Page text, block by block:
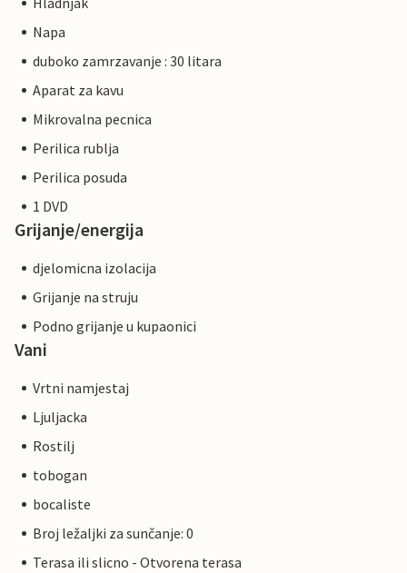
Napa
duboko zamrzavanje : 30 litara
Aparat za kavu
Mikrovalna pecnica
Perilica rublja
Perilica posuda
1 DVD
Grijanje/energija
djelomicna izolacija
Grijanje na struju
Podno grijanje u kupaonici
Vani
Vrtni namjestaj
Ljuljacka
Rostilj
tobogan
bocaliste
Broj ležaljki za sunčanje: 0
Terasa ili slicno - Otvorena terasa